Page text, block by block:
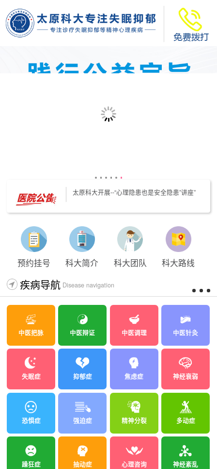
太原科大开展--“心理隐患也是安全隐患”讲座”
预约挂号 科大简介 科大团队 科大路线
疾病导航 Disease navigation
中医把脉 中医辩证 中医调理 中医针灸
失眠症 抑郁症 焦虑症 神经衰弱
恐惧症 强迫症 精神分裂 多动症
躁狂症 抽动症 心理咨询 神经紊乱